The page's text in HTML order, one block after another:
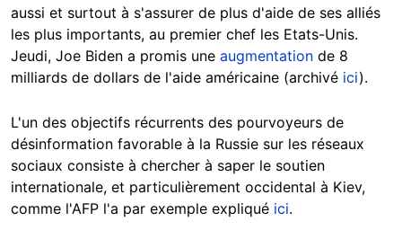
aussi et surtout à s'assurer de plus d'aide de ses alliés
les plus importants, au premier chef les Etats-Unis.
Jeudi, Joe Biden a promis une augmentation de 8
milliards de dollars de l'aide américaine (archivé ici).
L'un des objectifs récurrents des pourvoyeurs de
désinformation favorable à la Russie sur les réseaux
sociaux consiste à chercher à saper le soutien
internationale, et particulièrement occidental à Kiev,
comme l'AFP l'a par exemple expliqué ici.